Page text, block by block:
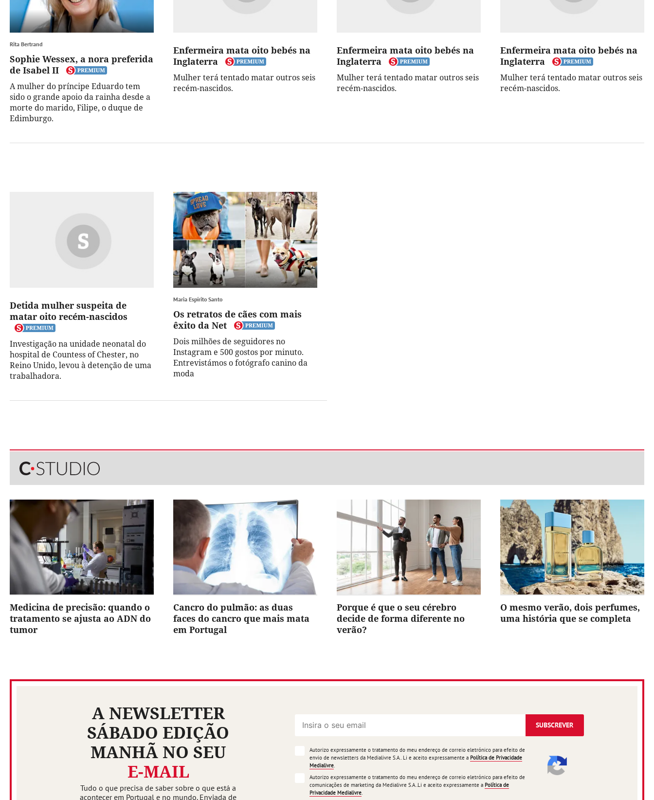
Rita Bertrand
Sophie Wessex, a nora preferida
de Isabel II
A mulher do príncipe Eduardo tem
sido o grande apoio da rainha desde a
morte do marido, Filipe, o duque de
Edimburgo.
Enfermeira mata oito bebés na
Inglaterra
Mulher terá tentado matar outros seis
recém-nascidos.
Enfermeira mata oito bebés na
Inglaterra
Mulher terá tentado matar outros seis
recém-nascidos.
Enfermeira mata oito bebés na
Inglaterra
Mulher terá tentado matar outros seis
recém-nascidos.
Detida mulher suspeita de
matar oito recém-nascidos
Investigação na unidade neonatal do
hospital de Countess of Chester, no
Reino Unido, levou à detenção de uma
trabalhadora.
Maria Espírito Santo
Os retratos de cães com mais
êxito da Net
Dois milhões de seguidores no
Instagram e 500 gostos por minuto.
Entrevistámos o fotógrafo canino da
moda
Medicina de precisão: quando o
tratamento se ajusta ao ADN do
tumor
Cancro do pulmão: as duas
faces do cancro que mais mata
em Portugal
Porque é que o seu cérebro
decide de forma diferente no
verão?
O mesmo verão, dois perfumes,
uma história que se completa
A NEWSLETTER
SÁBADO EDIÇÃO
MANHÃ NO SEU
E-MAIL
Tudo o que precisa de saber sobre o que está a
acontecer em Portugal e no mundo. Enviada de
SUBSCREVER
Autorizo expressamente o tratamento do meu endereço de correio eletrónico para efeito de
envio de newsletters da Medialivre S.A.. Li e aceito expressamente a Política de Privacidade
Medialivre
Autorizo expressamente o tratamento do meu endereço de correio eletrónico para efeito de
comunicações de marketing da Medialivre S.A..Li e aceito expressamente a Política de
Privacidade Medialivre